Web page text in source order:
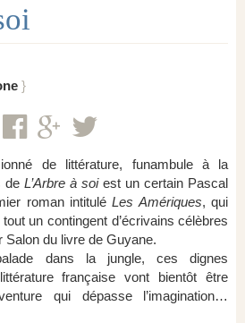
de littérature, funambule à la
de L’Arbre à soiest un certain Pascal
roman intituléLes Amériques, qui
un contingent d’écrivains célèbres
Salon du livre de Guyane.
dans la jungle, ces dignes
française vont bientôt être
qui dépasse l’imagination…